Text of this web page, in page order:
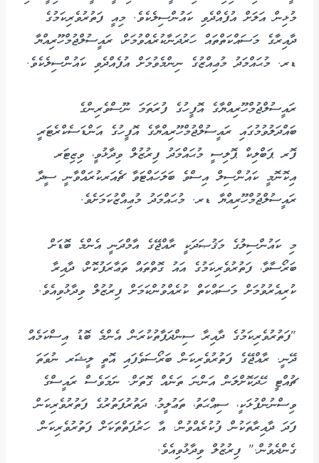
މުޅިން އަލަށް އުފެއްދެވި ކައުންސިލެކެވެ. މިއީ ފަތުރުވެރިކަމުގެ
ދާއިރާގެ މަސައްކަތްތައް ހަރުދަނާކުރެއްވުމަށް، ރައީސުލްޖުމްހޫރިއްޔާ
ޑރ. މުޙައްމަދު މުޢިއްޒުގެ ނިންމެވުމަށް އުފެއްދެވި ކައުންސިލެކެވެ.
ރައީސުލްޖުމްހޫރިއްޔާގެ އޮފީހުގެ ފުރަތަމަ ނޫސްވެރިންގެ
ބައްދަލުވުމުގައި ރައީސުލްޖުމްހޫރިއްޔާގެ އޮފީހުގެ އަންޑަސެކްރެޓަރީ
ފޮރ ޕަބްލިކް ޕޮލިސީ މުޙައްމަދު ފިރުޒުލް ވިދާޅުވީ، ވިޒިޓަރ
އިކޮނޮމީ ކައުންސިލް އިސްވެ ބަލަހައްޓަވާ ޗެއަރކުރައްވާނީ ސީދާ
ރައީސުލްޖުމްހޫރިއްޔާ ޑރ. މުޙައްމަދު މުޢިއްޒުކަމަށެވެ.
މި ކައުންސިލުގެ މަޤުޞަދަކީ ރާއްޖޭގެ އާމްދަނީ އެންމެ ބޮޑަށް
ބަރޯސާވާ، ފަތުރުވެރިކަމުގެ އައު ގޮތްތައް ތަޢާރަފުކޮށް، ދާއިރާ
ކުރިއެރުވުމަށް މަސައްކަތް ކުރެއްވުންކަމަށް ފިރުޒުލް ވިދާޅުވިއެވެ.
"ފަތުރުވެރިކަމުގެ ދާއިރާ ސިންދަފާތުކުރަން އެންމެ ބޮޑު އިސްކަމެއް
ދޭނީ. ރާއްޖޭގެ ފަތުރުވެރިކަން ބަރޯސަވެފައި އޮތީ ލީޝަރ ނުވަތަ
ޗުއްޓީ ހޭދަކޮށްލަން އަންނަ ތަނެއް ގޮތަށް. ނަމަވެސް ރައީސްގެ
ވިސްނުންފުޅަކީ، ސިއްޙަތު، ތަޢުލީމު، ދަތުރުފަތުރުގެ ފަތުރުވެރިކަން
ފަދަ ދާއިރާތަކުން ފުކުރެއްވުން. އާ ހަރުފަތްތަކަށް ފަތުރުވެރިކަން
ގެންދެވުން." ފިރުޒުލް ވިދާޅުވިއެވެ.